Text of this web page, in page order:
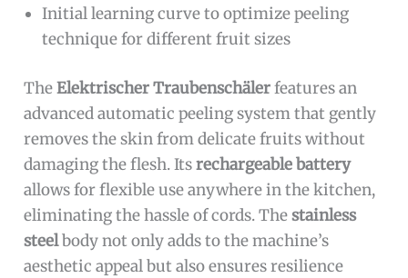
Initial learning curve to optimize peeling
technique for different fruit sizes
TheElektrischer Traubenschälerfeatures an
advanced automatic peeling system that gently
removes the skin from delicate fruits without
damaging the flesh. Itsrechargeable battery
allows for flexible use anywhere in the kitchen,
eliminating the hassle of cords. Thestainless
steelbody not only adds to the machine’s
aesthetic appeal but also ensures resilience